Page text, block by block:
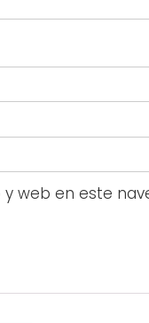
web en este